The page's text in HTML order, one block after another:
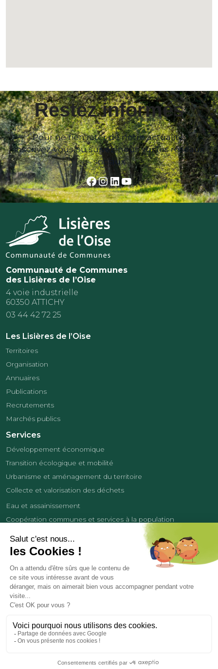
Restez informés
Pour ne rien rater de notre actualité,
inscrivez-vous ou suivez-nous sur les réseaux
sociaux
Facebook
Instagram
LinkedIn
YouTube
Communauté de Communes
des Lisières de l’Oise
4 voie industrielle
60350 ATTICHY
03 44 42 72 25
Les Lisières de l’Oise
Territoires
Organisation
Annuaires
Publications
Recrutements
Marchés publics
Services
Développement économique
Transition écologique et mobilité
Urbanisme et aménagement du territoire
Collecte et valorisation des déchets
Eau et assainissement
Coopération communes et services à la population
Développement économique
Contact Tourisme
Politique de confidentialité
Mentions légales